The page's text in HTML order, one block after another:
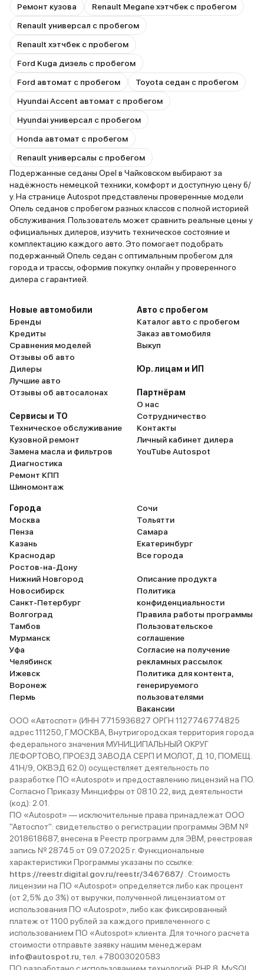
Ремонт кузова
Renault Megane хэтчбек с пробегом
Renault универсал с пробегом
Renault хэтчбек с пробегом
Ford Kuga дизель с пробегом
Ford автомат с пробегом
Toyota седан с пробегом
Hyundai Accent автомат с пробегом
Hyundai универсал с пробегом
Honda автомат с пробегом
Renault универсалы с пробегом
Подержанные седаны Opel в Чайковском выбирают за
надёжность немецкой техники, комфорт и доступную цену б/
у. На странице Autospot представлены проверенные модели
Опель седанов с пробегом разных классов с полной историей
обслуживания. Пользователь может сравнить реальные цены у
официальных дилеров, изучить техническое состояние и
комплектацию каждого авто. Это помогает подобрать
подержанный Опель седан с оптимальным пробегом для
города и трассы, оформив покупку онлайн у проверенного
дилера с гарантией.
Новые автомобили
Бренды
Кредиты
Сравнения моделей
Отзывы об авто
Дилеры
Лучшие авто
Отзывы об автосалонах
Сервисы и ТО
Техническое обслуживание
Кузовной ремонт
Замена масла и фильтров
Диагностика
Ремонт КПП
Шиномонтаж
Авто с пробегом
Каталог авто с пробегом
Заказ автомобиля
Выкуп
Юр. лицам и ИП
Партнёрам
О нас
Сотрудничество
Контакты
Личный кабинет дилера
YouTube Autospot
Города
Москва
Пенза
Казань
Краснодар
Ростов-на-Дону
Нижний Новгород
Новосибирск
Санкт-Петербург
Волгоград
Тамбов
Мурманск
Уфа
Челябинск
Ижевск
Воронеж
Пермь
Сочи
Тольятти
Самара
Екатеринбург
Все города
Описание продукта
Политика
конфиденциальности
Правила работы программы
Пользовательское
соглашение
Согласие на получение
рекламных рассылок
Политика для контента,
генерируемого
пользователями
Вакансии
ООО «Автоспот» (ИНН 7715936827 ОРГН 1127746774825
адрес 111250, Г.МОСКВА, Внутригородская территория города
федерального значения МУНИЦИПАЛЬНЫЙ ОКРУГ
ЛЕФОРТОВО, ПРОЕЗД ЗАВОДА СЕРП И МОЛОТ, Д. 10, ПОМЕЩ.
41Н/9, ОКВЭД 62.0) осуществляет деятельность по
разработке ПО «Autospot» и предоставлению лицензий на ПО.
Согласно Приказу Минцифры от 08.10.22, вид деятельности
(код): 2.01.
ПО «Autospot» — исключительные права принадлежат ООО
"Автоспот": свидетельство о регистрации программы ЭВМ №
2018618687, внесена в Реестр программ для ЭВМ, реестровая
запись № 28745 от 09.07.2025 г. Функциональные
характеристики Программы указаны по ссылке:
https://reestr.digital.gov.ru/reestr/3467687/ . Стоимость
лицензии на ПО «Autospot» определяется либо как процент
(от 2,5% до 3%) от выручки, полученной лицензиатом от
использования ПО «Autospot», либо как фиксированный
платеж от 1100 рублей за каждого привлеченного с
использованием ПО «Autospot» клиента. Для точного расчета
стоимости отправьте заявку нашим менеджерам
info@autospot.ru , тел. +78003020583